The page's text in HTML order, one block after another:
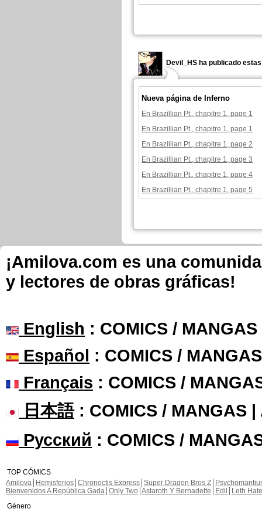
Devil_HS ha publicado
Nueva página de Inferno
En Brazillian Pt., chapitre 1, page 1
En Brazillian Pt., chapitre 1, page 1
En Brazillian Pt., chapitre 1, page 2
En Brazillian Pt., chapitre 1, page 3
En Brazillian Pt., chapitre 1, page 4
En Brazillian Pt., chapitre 1, page 5
¡Amilova.com es una
y lectores de obras gráficas!
English : COMICS /
Español : COMICS /
Français : COMICS /
日本語: COMICS / MANGAS |
Русский : COMICS /
TOP CÓMICS
Amilova
Hemisferios Chronoctis Express Super Dragon Bros Z
Bienvenidos A República Gada Only Two Astaroth Y Bernadette Edil
Leth Hate
Género